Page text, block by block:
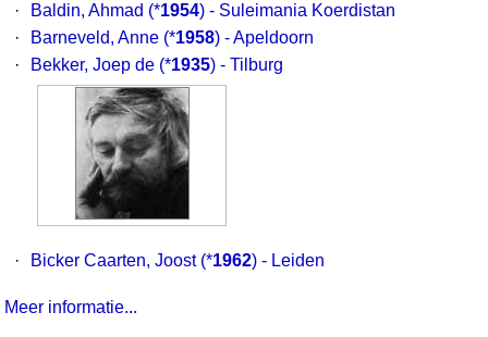
· Baldin, Ahmad (*1954) - Suleimania Koerdistan
·
Barneveld, Anne (*1958) - Apeldoorn
·
Bekker, Joep de (*1935) - Tilburg
· Bicker Caarten, Joost (*1962) - Leiden
Meer informatie...